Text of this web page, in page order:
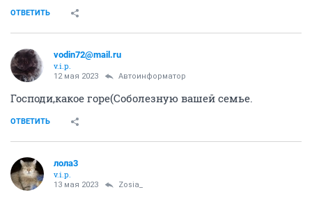
ОТВЕТИТЬ
vodin72@mail.ru
v.i.p.
12 мая 2023 Автоинформатор
Господи,какое горе(Соболезную вашей семье.
ОТВЕТИТЬ
лола3
v.i.p.
13 мая 2023 Zosia_